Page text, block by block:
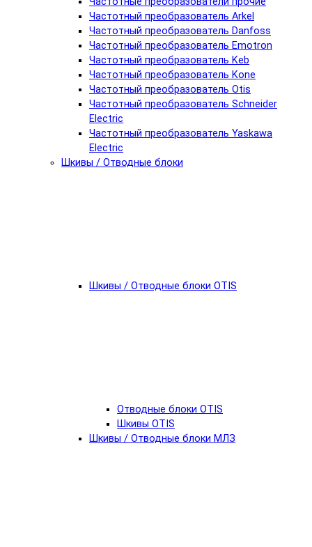
Частотный преобразователь Arkel
Частотный преобразователь Danfoss
Частотный преобразователь Emotron
Частотный преобразователь Keb
Частотный преобразователь Kone
Частотный преобразователь Otis
Частотный преобразователь Schneider
Electric
Частотный преобразователь Yaskawa
Electric
Шкивы / Отводные блоки
Шкивы / Отводные блоки OTIS
Отводные блоки OTIS
Шкивы OTIS
Шкивы / Отводные блоки МЛЗ